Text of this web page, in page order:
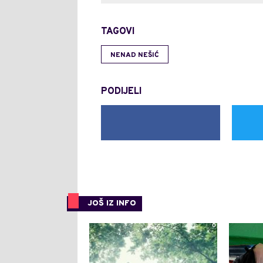
TAGOVI
NENAD NEŠIĆ
PODIJELI
JOŠ IZ INFO
0